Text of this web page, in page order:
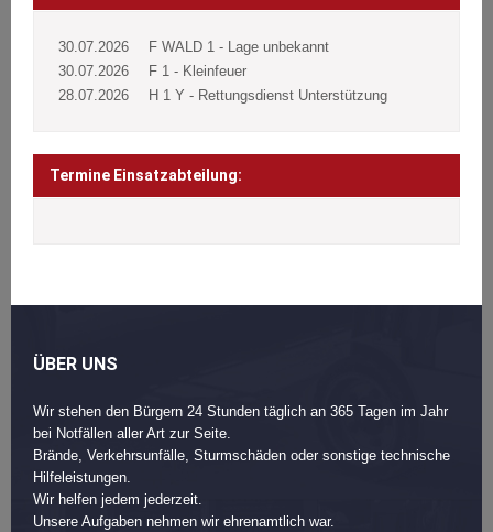
30.07.2026
F WALD 1 - Lage unbekannt
30.07.2026
F 1 - Kleinfeuer
28.07.2026
H 1 Y - Rettungsdienst Unterstützung
Termine Einsatzabteilung:
ÜBER UNS
Wir stehen den Bürgern 24 Stunden täglich an 365 Tagen im Jahr
bei Notfällen aller Art zur Seite.
Brände, Verkehrsunfälle, Sturmschäden oder sonstige technische
Hilfeleistungen.
Wir helfen jedem jederzeit.
Unsere Aufgaben nehmen wir ehrenamtlich war.